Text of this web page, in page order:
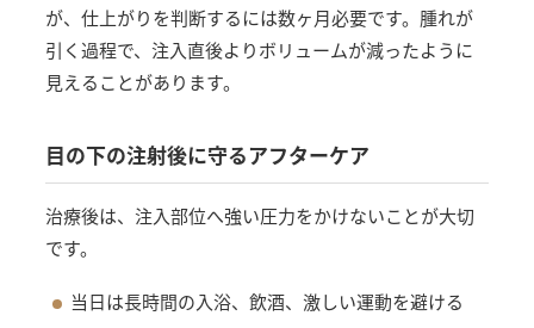
が、仕上がりを判断するには数ヶ月必要です。腫れが
引く過程で、注入直後よりボリュームが減ったように
見えることがあります。
目の下の注射後に守るアフターケア
治療後は、注入部位へ強い圧力をかけないことが大切
です。
当日は長時間の入浴、飲酒、激しい運動を避ける